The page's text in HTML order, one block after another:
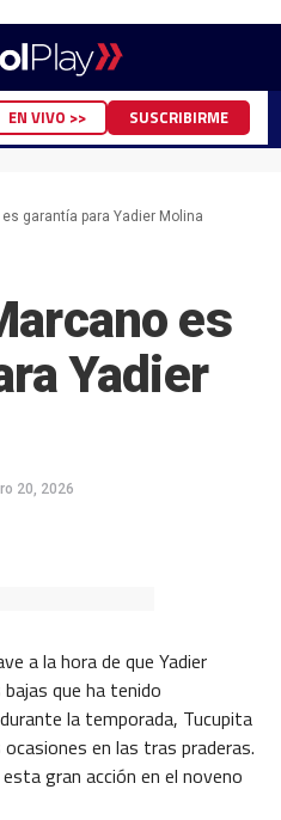
EN VIVO >> SUSCRIBIRME
garantía para Yadier Molina
es
Yadier
20, 2026
a la hora de que Yadier
bajas que ha tenido
la temporada, Tucupita
en las tras praderas.
gran acción en el noveno